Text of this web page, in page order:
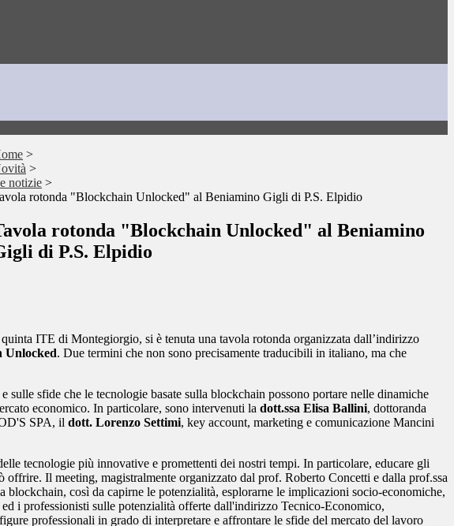
>
>
notizie >
rotonda "Blockchain Unlocked" al Beniamino Gigli di P.S. Elpidio
rotonda "Blockchain Unlocked" al Beniamino
di P.S. Elpidio
ITE di Montegiorgio, si è tenuta una tavola rotonda organizzata dall’indirizzo
Unlocked. Due termini che non sono precisamente traducibili in italiano, ma che
sulle sfide che le tecnologie basate sulla blockchain possono portare nelle dinamiche
economico. In particolare, sono intervenuti la dott.ssa Elisa Ballini, dottoranda
SPA, il dott. Lorenzo Settimi, key account, marketing e comunicazione Mancini
tecnologie più innovative e promettenti dei nostri tempi. In particolare, educare gli
Il meeting, magistralmente organizzato dal prof. Roberto Concetti e dalla prof.ssa
blockchain, così da capirne le potenzialità, esplorarne le implicazioni socio-economiche,
i professionisti sulle potenzialità offerte dall'indirizzo Tecnico-Economico,
professionali in grado di interpretare e affrontare le sfide del mercato del lavoro